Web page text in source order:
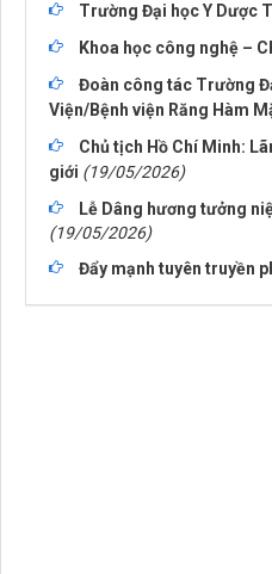
Trường Đại học Y Dược
Khoa học công nghệ –
Đoàn công tác Trường
Viện/Bệnh viện Răng Hàm
Chủ tịch Hồ Chí Minh:
giới (19/05/2026)
Lễ Dâng hương tưởng
(19/05/2026)
Đẩy mạnh tuyên truyền